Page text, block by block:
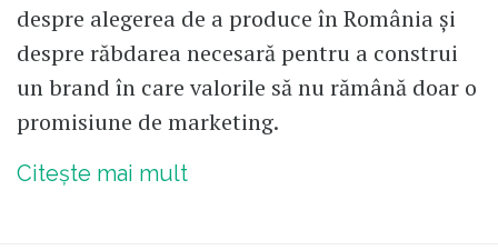
despre alegerea de a produce în România și
despre răbdarea necesară pentru a construi
un brand în care valorile să nu rămână doar o
promisiune de marketing.
Citește mai mult